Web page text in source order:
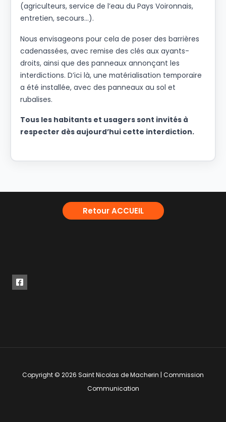
(agriculteurs, service de l’eau du Pays Voironnais,
entretien, secours…).
Nous envisageons pour cela de poser des barrières
cadenassées, avec remise des clés aux ayants-
droits, ainsi que des panneaux annonçant les
interdictions. D’ici là, une matérialisation temporaire
a été installée, avec des panneaux au sol et
rubalises.
Tous les habitants et usagers sont invités à
respecter dès aujourd’hui cette interdiction.
Retour ACCUEIL
Copyright © 2026 Saint Nicolas de Macherin | Commission
Communication